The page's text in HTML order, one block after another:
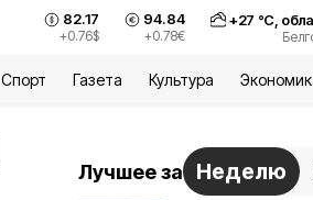
82.17
+0.76$
94.84
+0.78€
+27 °С,
Спорт Газета Культура
Лучшее за Неделю